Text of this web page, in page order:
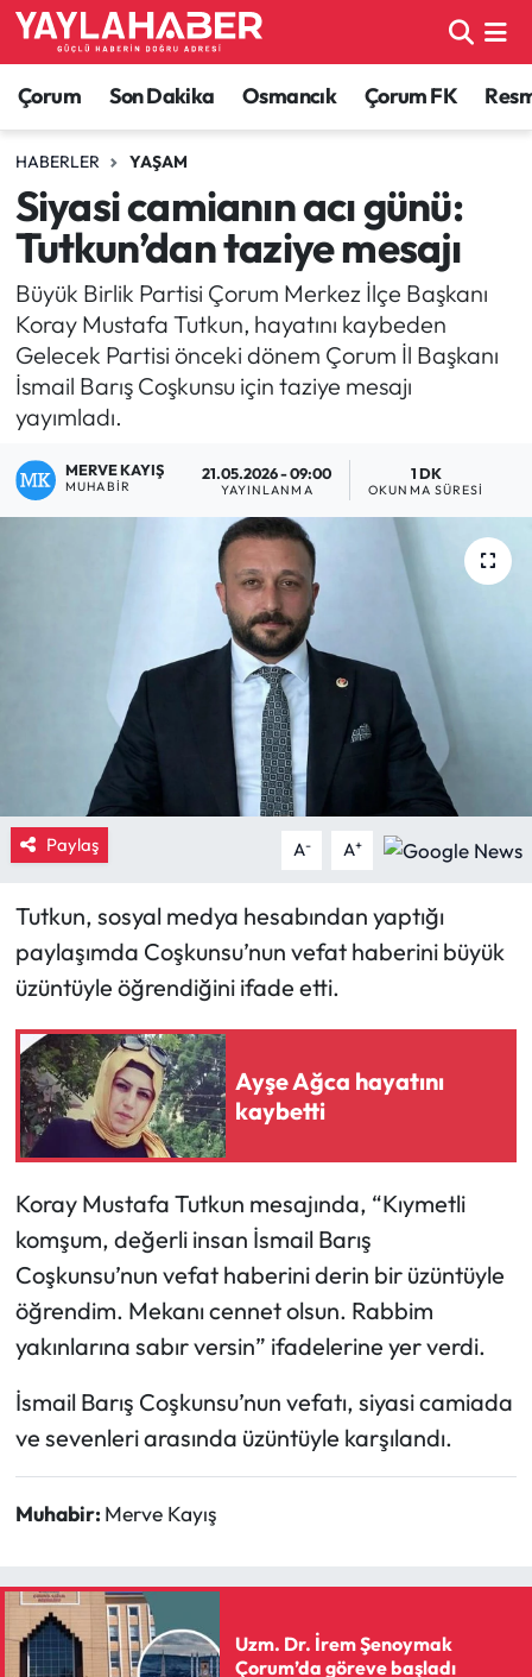
Çorum Son Dakika Osmancık Çorum FK
HABERLER YAŞAM
Siyasi camianın acı günü:
Tutkun’dan taziye mesajı
Büyük Birlik Partisi Çorum Merkez İlçe Başkanı
Koray Mustafa Tutkun, hayatını kaybeden
Gelecek Partisi önceki dönem Çorum İl Başkanı
İsmail Barış Coşkunsu için taziye mesajı
yayımladı.
MERVE KAYIŞ
MUHABIR
21.05.2026 - 09:00
YAYINLANMA
1 DK
OKUNMA SÜRESI
Paylaş A- A+
Tutkun, sosyal medya hesabından yaptığı
paylaşımda Coşkunsu’nun vefat haberini büyük
üzüntüyle öğrendiğini ifade etti.
Ayşe Ağca hayatını
kaybetti
Koray Mustafa Tutkun mesajında, “Kıymetli
komşum, değerli insan İsmail Barış
Coşkunsu’nun vefat haberini derin bir üzüntüyle
öğrendim. Mekanı cennet olsun. Rabbim
yakınlarına sabır versin” ifadelerine yer verdi.
İsmail Barış Coşkunsu’nun vefatı, siyasi camiada
ve sevenleri arasında üzüntüyle karşılandı.
Muhabir: Merve Kayış
Uzm. Dr. İrem Şenoymak
Çorum’da göreve başladı
Alaca Haberleri
Bayat Haberleri
Bilgi - Keşfet Haberleri
Bilim ve Teknoloji
Boğazkale Haberleri
Çorum Haberleri
Dodurga Haberleri
İskilip Haberleri
Kargı Haberleri
Kültür Sanat
Laçin Haberleri
Magazin
Mecitözü Haberleri
Ortaköy Haberleri
Osmancık Haberleri
Otomotiv
Resmi İlan
Resmi Reklam
Siyaset
Spor
Çorum Nöbetçi Eczaneler
Çorum Hava Durumu
Çorum Namaz Vakitleri
Çorum Trafik Yoğunluk Haritası
TFF 1.Lig Puan Durumu ve Fikstür
Tüm Manşetler
Haber Arşivi